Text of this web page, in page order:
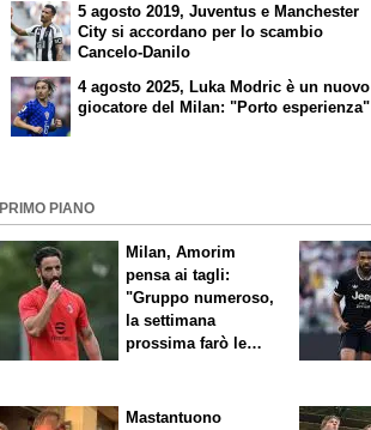
5 agosto 2019, Juventus e Manchester
City si accordano per lo scambio
Cancelo-Danilo
4 agosto 2025, Luka Modric è un nuovo
giocatore del Milan: "Porto esperienza"
PRIMO PIANO
Milan, Amorim
pensa ai tagli:
"Gruppo numeroso,
la settimana
prossima farò le
Mastantuono